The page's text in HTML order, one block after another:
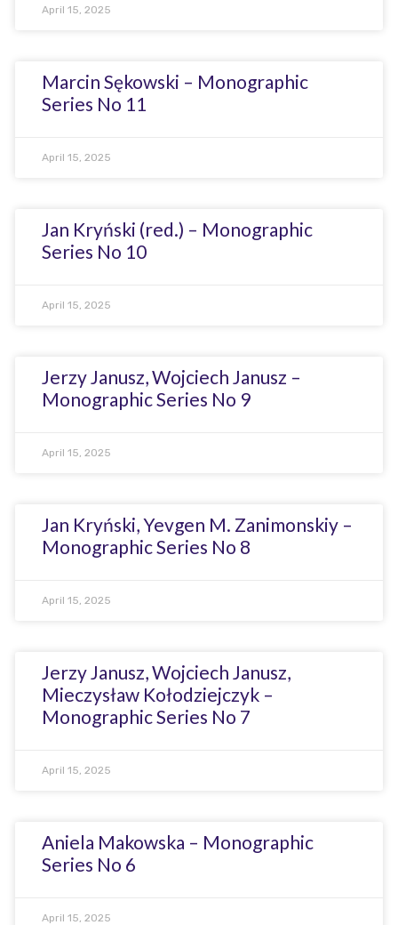
April 15, 2025
Marcin Sękowski – Monographic
Series No 11
April 15, 2025
Jan Kryński (red.) – Monographic
Series No 10
April 15, 2025
Jerzy Janusz, Wojciech Janusz –
Monographic Series No 9
April 15, 2025
Jan Kryński, Yevgen M. Zanimonskiy –
Monographic Series No 8
April 15, 2025
Jerzy Janusz, Wojciech Janusz,
Mieczysław Kołodziejczyk –
Monographic Series No 7
April 15, 2025
Aniela Makowska – Monographic
Series No 6
April 15, 2025